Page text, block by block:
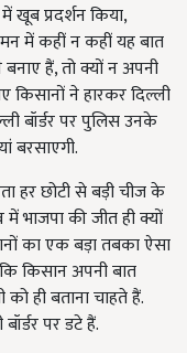
प्रदर्शन किया,
में कहीं न कहीं यह बात
बनाए हैं, तो क्यों न अपनी
ने हारकर दिल्ली
बॉर्डर पर पुलिस उनके
बरसाएगी.
हर छोटी से बड़ी चीज के
में भाजपा की जीत ही क्यों
का एक बड़ा तबका ऐसा
किसान अपनी बात
ही बताना चाहते हैं.
पर डटे हैं.